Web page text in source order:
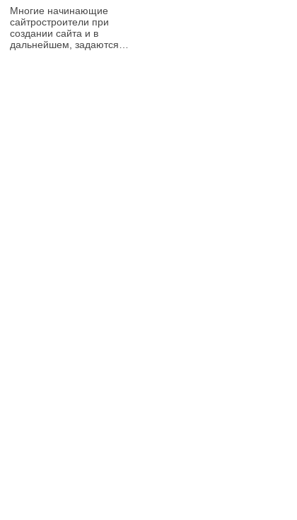
Многие начинающие
сайтростроители при
создании сайта и в
дальнейшем, задаются…